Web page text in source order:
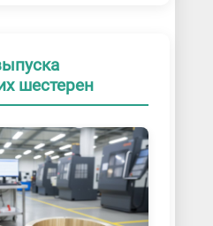
шестерен